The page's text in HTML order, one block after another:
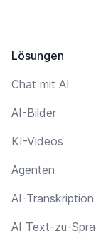
Lösungen
Chat mit AI
AI-Bilder
KI-Videos
Agenten
AI-Transkription
AI Text-zu-